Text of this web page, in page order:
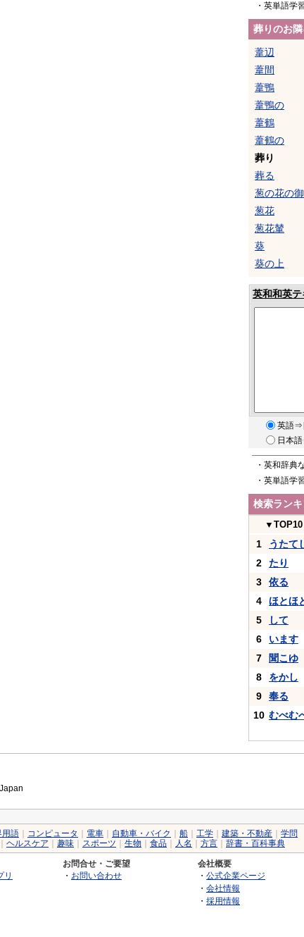
・英単語学
葬りのお
葦辺
葦間
葦鴨
葦鴨の
葦鶴
葦鶴の
葬り
葬る
葱の花の
葱花
葱花輦
葵
葵の上
英和和英
英語⇒
日本
・英和辞典
・英単語学
検索ラン
▼ TOP10
1
うたて
2
たり
3
依る
4
ほとほ
5
して
6
います
7
聞こゆ
8
をかし
9
奉る
10 むべむ
用語 コンピュータ 電車 自動車・バイク 船 工学 建築・不動産
学問
ヘルスケア 趣味 スポーツ 生物 食品 人名 方言 辞書・百科事典
リ
お問合せ・ご要望
・ お問い合わせ
会社概要
・ 公式企業ページ
・ 会社情報
・ 採用情報